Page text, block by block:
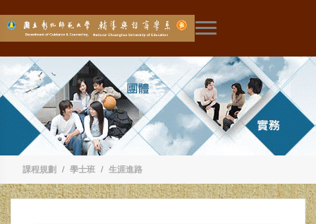
展開主選單
課程規劃 學士班 生涯進路